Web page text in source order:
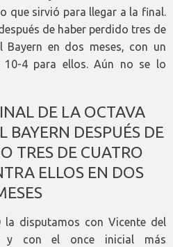
que sirvió para llegar a la final.
de haber perdido tres de
en dos meses, con un
10-4 para ellos. Aún no se lo
DE LA OCTAVA
BAYERN DESPUÉS DE
TRES DE CUATRO
ELLOS EN DOS
la disputamos con Vicente del
y con el once inicial más